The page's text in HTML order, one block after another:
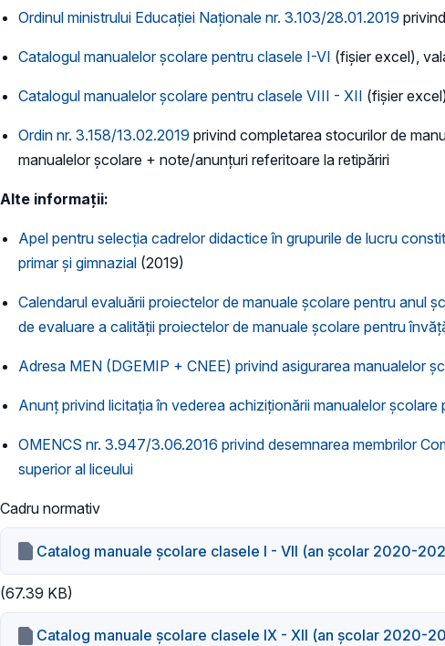
Ordinul ministrului Educației Naționale nr. 3.103/28.01.2019
Catalogul manualelor şcolare pentru clasele I-VI (fișier excel),
Catalogul manualelor şcolare pentru clasele VIII - XII (fișier
Ordin nr. 3.158/13.02.2019 privind completarea stocurilor de
manualelor școlare + note/anunțuri referitoare la retipăriri
Alte informații:
Apel pentru selecția cadrelor didactice în grupurile de lucru
primar și gimnazial (2019)
Calendarul evaluării proiectelor de manuale școlare pentru anul
de evaluare a calității proiectelor de manuale școlare pentru
Adresa MEN (DGEMIP + CNEE) privind asigurarea manualelor
Anunț privind licitația în vederea achiziționării manualelor
OMENCS nr. 3.947/3.06.2016 privind desemnarea membrilor
superior al liceului
Cadru normativ
Catalog manuale şcolare clasele I - VII (an școlar 2020-
(67.39 KB)
Catalog manuale şcolare clasele IX - XII (an școlar 2020-